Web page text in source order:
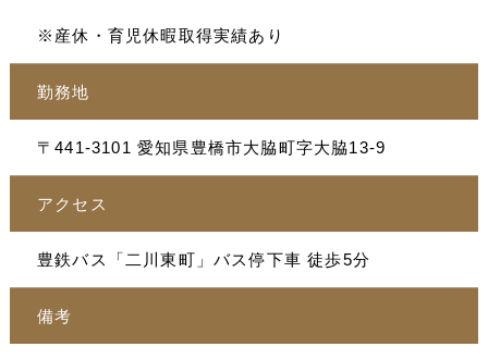
※産休・育児休暇取得実績あり
勤務地
〒441-3101 愛知県豊橋市大脇町字大脇13-9
アクセス
豊鉄バス「二川東町」バス停下車 徒歩5分
備考